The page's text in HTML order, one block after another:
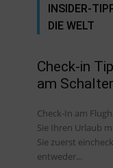
INSIDER-
DIE WELT
Check-in
am
Check-In am
Sie Ihren Urlaub
Sie zuerst
entweder...